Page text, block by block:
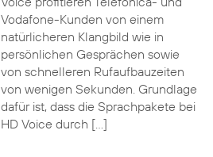
Vodafone-Kunden von einem
natürlicheren Klangbild wie in
persönlichen Gesprächen sowie
von schnelleren Rufaufbauzeiten
von wenigen Sekunden. Grundlage
dafür ist, dass die Sprachpakete bei
HD Voice durch […]